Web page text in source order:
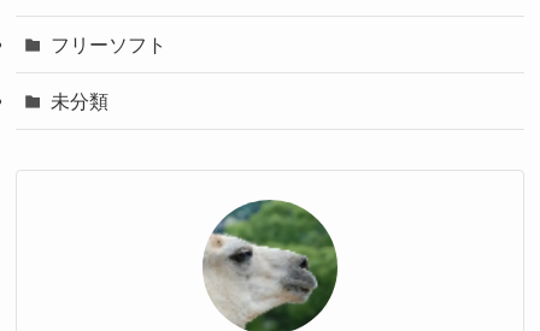
フリーソフト
未分類